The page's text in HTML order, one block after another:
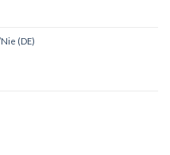
(DE)